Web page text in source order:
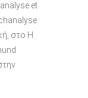
et
στο Η